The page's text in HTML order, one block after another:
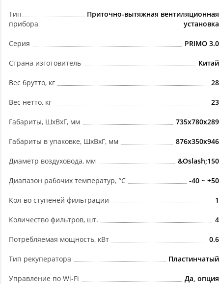
Тип
прибора
Приточно-вытяжная вентиляционная
установка
Серия PRIMO 3.0
Страна изготовитель Китай
Вес брутто, кг 28
Вес нетто, кг 23
Габариты, ШxВxГ, мм 735x780x289
Габариты в упаковке, ШxВxГ, мм 876x350x946
Диаметр воздуховода, мм &Oslash;150
Диапазон рабочих температур, °C -40 ~ +50
Кол-во ступеней фильтрации 1
Количество фильтров, шт. 4
Потребляемая мощность, кВт 0.6
Тип рекуператора Пластинчатый
Управление по Wi-Fi Да, опция